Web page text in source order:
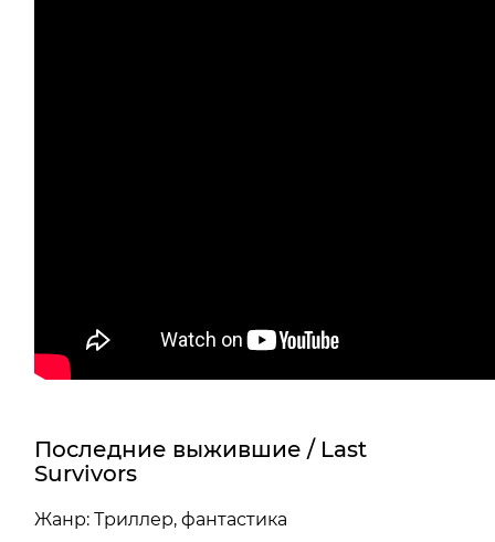
Последние выжившие / Last
Survivors
Жанр: Триллер, фантастика